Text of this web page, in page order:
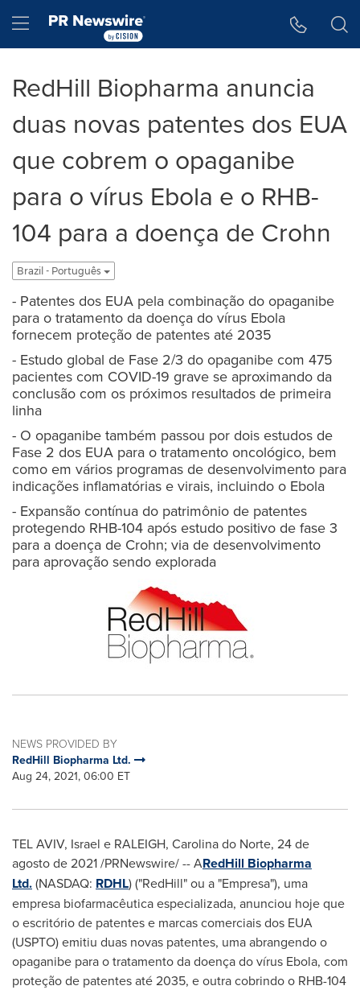
Hamburger menu
RedHill Biopharma anuncia
duas novas patentes dos EUA
que cobrem o opaganibe
para o vírus Ebola e o RHB-
104 para a doença de Crohn
Brazil - Português
- Patentes dos EUA pela combinação do opaganibe
para o tratamento da doença do vírus Ebola
fornecem proteção de patentes até 2035
- Estudo global de Fase 2/3 do opaganibe com 475
pacientes com COVID-19 grave se aproximando da
conclusão com os próximos resultados de primeira
linha
- O opaganibe também passou por dois estudos de
Fase 2 dos EUA para o tratamento oncológico, bem
como em vários programas de desenvolvimento para
indicações inflamatórias e virais, incluindo o Ebola
- Expansão contínua do patrimônio de patentes
protegendo RHB-104 após estudo positivo de fase 3
para a doença de Crohn; via de desenvolvimento
para aprovação sendo explorada
NEWS PROVIDED BY
RedHill Biopharma Ltd.
Aug 24, 2021, 06:00 ET
TEL AVIV, Israel e RALEIGH, Carolina do Norte, 24 de
agosto de 2021 /PRNewswire/ -- ARedHill Biopharma
Ltd.(NASDAQ: RDHL) ("RedHill" ou a "Empresa"), uma
empresa biofarmacêutica especializada, anunciou hoje que
o escritório de patentes e marcas comerciais dos EUA
(USPTO) emitiu duas novas patentes, uma abrangendo o
opaganibe para o tratamento da doença do vírus Ebola, com
proteção de patentes até 2035, e outra cobrindo o RHB-104